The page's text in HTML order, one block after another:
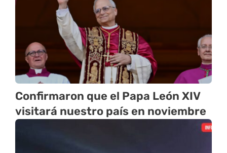
Confirmaron que el Papa León XIV
visitará nuestro país en noviembre